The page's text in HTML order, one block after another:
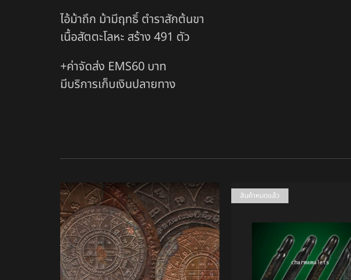
ไอ้ม้าถึก ม้ามีฤทธิ์ ตำราสักต้นขา
เนื้อสัตตะโลหะ สร้าง 491 ตัว
+ค่าจัดส่ง EMS60 บาท
มีบริการเก็บเงินปลายทาง
สินค้าหมดแล้ว